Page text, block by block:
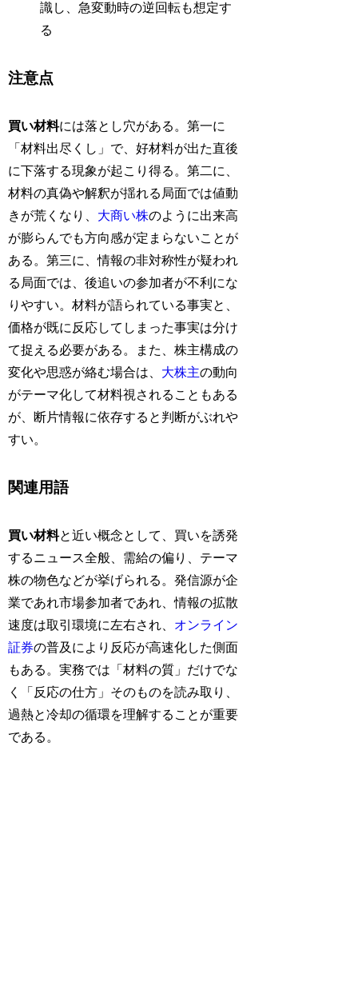
識し、急変動時の逆回転も想定す
る
注意点
買い材料には落とし穴がある。第一に
「材料出尽くし」で、好材料が出た直後
に下落する現象が起こり得る。第二に、
材料の真偽や解釈が揺れる局面では値動
きが荒くなり、 大商い株のように出来高
が膨らんでも方向感が定まらないことが
ある。第三に、情報の非対称性が疑われ
る局面では、後追いの参加者が不利にな
りやすい。材料が語られている事実と、
価格が既に反応してしまった事実は分け
て捉える必要がある。また、株主構成の
変化や思惑が絡む場合は、 大株主の動向
がテーマ化して材料視されることもある
が、断片情報に依存すると判断がぶれや
すい。
関連用語
買い材料と近い概念として、買いを誘発
するニュース全般、需給の偏り、テーマ
株の物色などが挙げられる。発信源が企
業であれ市場参加者であれ、情報の拡散
速度は取引環境に左右され、 オンライン
証券の普及により反応が高速化した側面
もある。実務では「材料の質」だけでな
く「反応の仕方」そのものを読み取り、
過熱と冷却の循環を理解することが重要
である。